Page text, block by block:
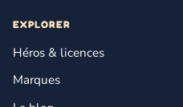
EXPLORER
Héros & licences
Marques